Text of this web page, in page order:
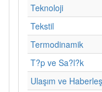
Teknoloji
Tekstil
Termodinamik
T?p ve Sa?l?k
Ulaşım ve